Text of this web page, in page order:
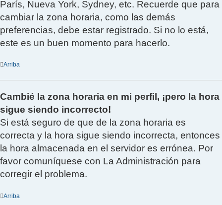
París, Nueva York, Sydney, etc. Recuerde que para
cambiar la zona horaria, como las demás
preferencias, debe estar registrado. Si no lo está,
este es un buen momento para hacerlo.
Arriba
Cambié la zona horaria en mi perfil, ¡pero la hora
sigue siendo incorrecto!
Si está seguro de que de la zona horaria es
correcta y la hora sigue siendo incorrecta, entonces
la hora almacenada en el servidor es errónea. Por
favor comuníquese con La Administración para
corregir el problema.
Arriba